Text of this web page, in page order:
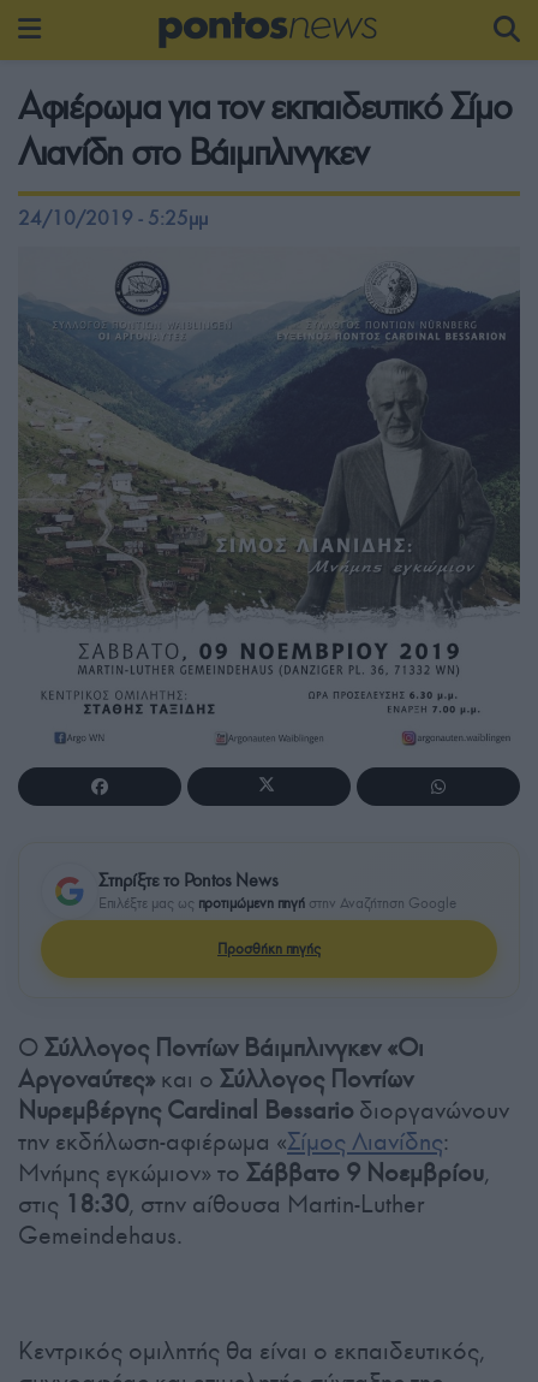
Αφιέρωμα για τον εκπαιδευτικό Σίμο
Λιανίδη στο Βάιμπλινγκεν
24/10/2019 - 5:25μμ
Στηρίξτε το Pontos News
Επιλέξτε μας ως προτιμώμενη πηγή στην Αναζήτηση Google
Προσθήκη πηγής
Ο Σύλλογος Ποντίων Βάιμπλινγκεν «Οι
Αργοναύτες» και ο Σύλλογος Ποντίων
Νυρεμβέργης Cardinal Bessario διοργανώνουν
την εκδήλωση-αφιέρωμα «Σίμος Λιανίδης:
Μνήμης εγκώμιον» το Σάββατο 9 Νοεμβρίου,
στις 18:30, στην αίθουσα Martin-Luther
Gemeindehaus.
Κεντρικός ομιλητής θα είναι ο εκπαιδευτικός,